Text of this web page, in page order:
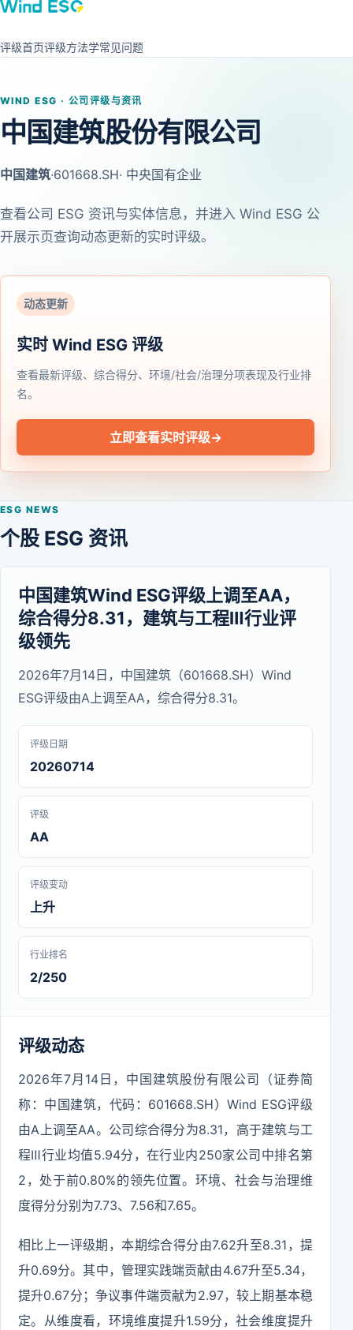
评级首页评级方法学常见问题
WIND ESG · 公司评级与资讯
中国建筑股份有限公司
中国建筑·601668.SH· 中央国有企业
查看公司 ESG 资讯与实体信息，并进入 Wind ESG 公
开展示页查询动态更新的实时评级。
动态更新
实时 Wind ESG 评级
查看最新评级、综合得分、环境/社会/治理分项表现及行业排
名。
立即查看实时评级→
ESG NEWS
个股 ESG 资讯
中国建筑Wind ESG评级上调至AA，
综合得分8.31，建筑与工程Ⅲ行业评
级领先
2026年7月14日，中国建筑（601668.SH）Wind
ESG评级由A上调至AA，综合得分8.31。
评级日期
20260714
评级
AA
评级变动
上升
行业排名
2/250
评级动态
2026年7月14日，中国建筑股份有限公司（证券简
称：中国建筑，代码：601668.SH）Wind ESG评级
由A上调至AA。公司综合得分为8.31，高于建筑与工
程Ⅲ行业均值5.94分，在行业内250家公司中排名第
2，处于前0.80%的领先位置。环境、社会与治理维
度得分分别为7.73、7.56和7.65。
相比上一评级期，本期综合得分由7.62升至8.31，提
升0.69分。其中，管理实践端贡献由4.67升至5.34，
提升0.67分；争议事件端贡献为2.97，较上期基本稳
定。从维度看，环境维度提升1.59分，社会维度提升